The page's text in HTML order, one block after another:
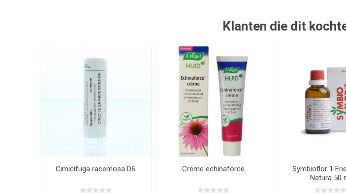
Klanten die dit
Cimicifuga racemosa D6 Creme echinaforce
Symbioflor 1
Natura 50